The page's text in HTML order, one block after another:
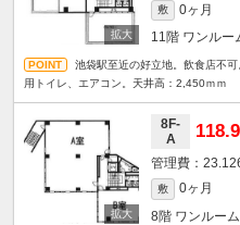
敷 0ヶ月
11階 ワンルー
池袋駅至近の好立地。飲食店不
用トイレ、エアコン。天井高：2,450ｍｍ
8F-
A
敷 0ヶ月
8階 ワンルー